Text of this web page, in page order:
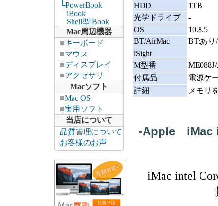
└PowerBook
iBook
Shell型iBook
Mac周辺機器
■キーボード
■マウス
■ディスプレイ
■アクセサリ
Macソフト
■Mac OS
■実用ソフト
当店について
品質管理について
お客様のお声
HDD
1TB
光学ドライブ
-
OS
10.8.5
BT/AirMac
BT:あり
iSight
M型番
付属品
電源ケ
詳細
メモリ
-Apple iMac
iMac intel